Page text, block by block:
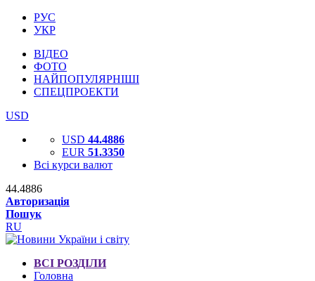
РУС
УКР
ВІДЕО
ФОТО
НАЙПОПУЛЯРНІШІ
СПЕЦПРОЕКТИ
USD
USD 44.4886
EUR 51.3350
Всі курси валют
44.4886
Авторизація
Пошук
RU
ВСІ РОЗДІЛИ
Головна